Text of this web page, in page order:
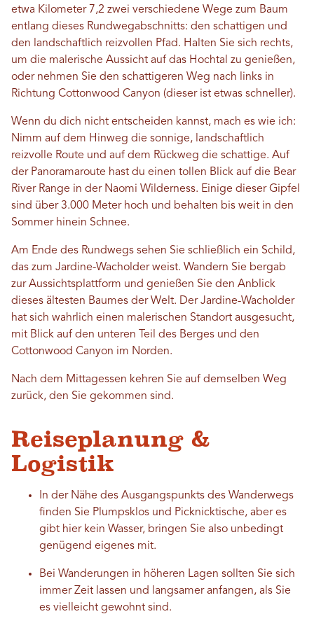
etwa Kilometer 7,2 zwei verschiedene Wege zum Baum
entlang dieses Rundwegabschnitts: den schattigen und
den landschaftlich reizvollen Pfad. Halten Sie sich rechts,
um die malerische Aussicht auf das Hochtal zu genießen,
oder nehmen Sie den schattigeren Weg nach links in
Richtung Cottonwood Canyon (dieser ist etwas schneller).
Wenn du dich nicht entscheiden kannst, mach es wie ich:
Nimm auf dem Hinweg die sonnige, landschaftlich
reizvolle Route und auf dem Rückweg die schattige. Auf
der Panoramaroute hast du einen tollen Blick auf die Bear
River Range in der Naomi Wilderness. Einige dieser Gipfel
sind über 3.000 Meter hoch und behalten bis weit in den
Sommer hinein Schnee.
Am Ende des Rundwegs sehen Sie schließlich ein Schild,
das zum Jardine-Wacholder weist. Wandern Sie bergab
zur Aussichtsplattform und genießen Sie den Anblick
dieses ältesten Baumes der Welt. Der Jardine-Wacholder
hat sich wahrlich einen malerischen Standort ausgesucht,
mit Blick auf den unteren Teil des Berges und den
Cottonwood Canyon im Norden.
Nach dem Mittagessen kehren Sie auf demselben Weg
zurück, den Sie gekommen sind.
Reiseplanung &
Logistik
In der Nähe des Ausgangspunkts des Wanderwegs
finden Sie Plumpsklos und Picknicktische, aber es
gibt hier kein Wasser, bringen Sie also unbedingt
genügend eigenes mit.
Bei Wanderungen in höheren Lagen sollten Sie sich
immer Zeit lassen und langsamer anfangen, als Sie
es vielleicht gewohnt sind.